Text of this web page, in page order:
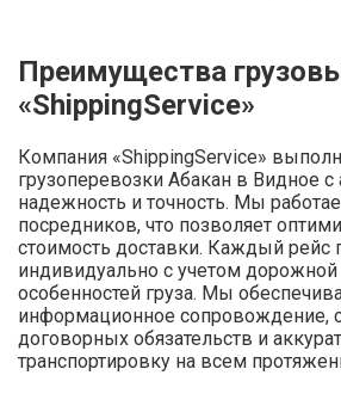
Преимущества
«ShippingService»
Компания «ShippingService»
грузоперевозки Абакан в Видное
надежность и точность. Мы
посредников, что позволяет
стоимость доставки. Каждый рейс
индивидуально с учетом дорожной
особенностей груза. Мы
информационное сопровождение,
договорных обязательств и
транспортировку на всем